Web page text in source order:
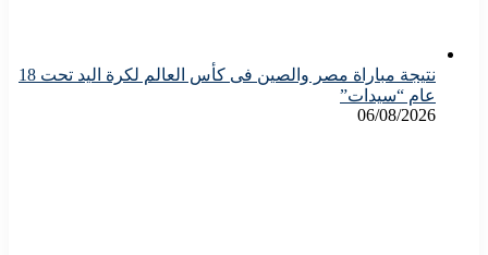
نتيجة مباراة مصر والصين فى كأس العالم لكرة اليد تحت 18
عام “سيدات”
06/08/2026